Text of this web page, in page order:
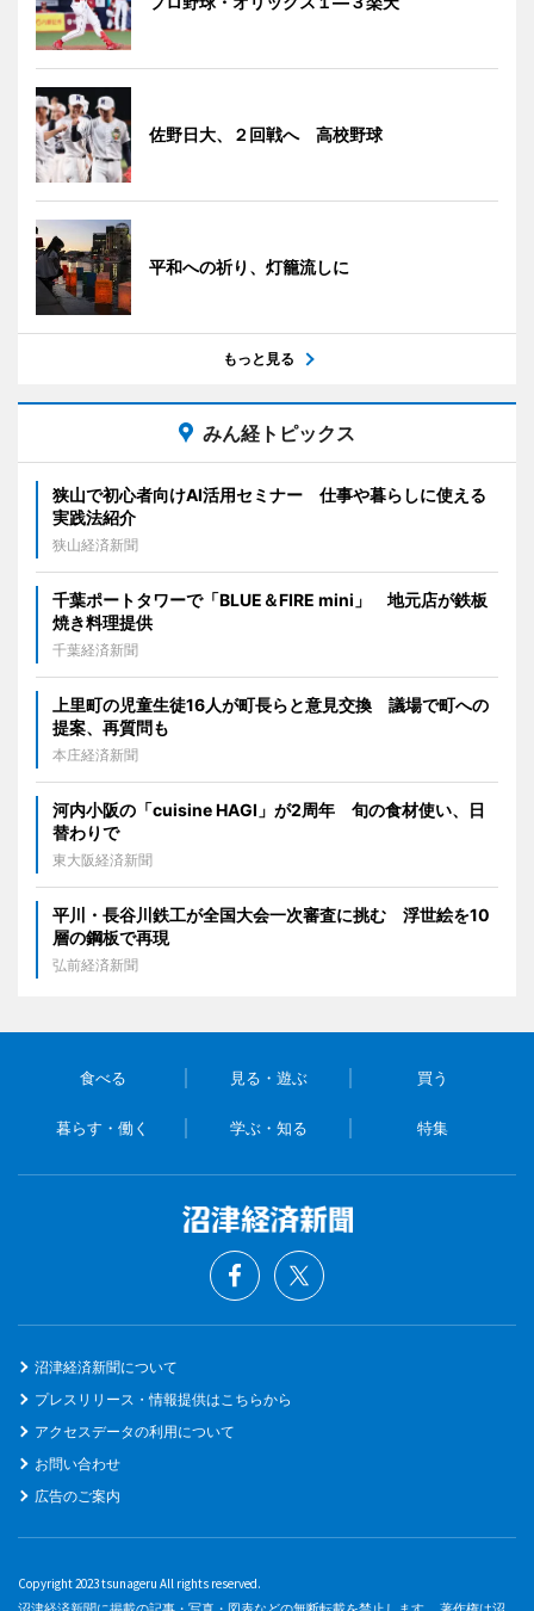
佐野日大、２回戦へ 高校野球
平和への祈り、灯籠流しに
もっと見る
みん経トピックス
狭山で初心者向けAI活用セミナー 仕事や暮らしに使える
実践法紹介
狭山経済新聞
千葉ポートタワーで「BLUE＆FIRE mini」 地元店が鉄板
焼き料理提供
千葉経済新聞
上里町の児童生徒16人が町長らと意見交換 議場で町への
提案、再質問も
本庄経済新聞
河内小阪の「cuisine HAGI」が2周年 旬の食材使い、日
替わりで
東大阪経済新聞
平川・長谷川鉄工が全国大会一次審査に挑む 浮世絵を10
層の鋼板で再現
弘前経済新聞
食べる 見る・遊ぶ 買う
暮らす・働く 学ぶ・知る 特集
沼津経済新聞について
プレスリリース・情報提供はこちらから
アクセスデータの利用について
お問い合わせ
広告のご案内
Copyright 2023 tsunageru All rights reserved.